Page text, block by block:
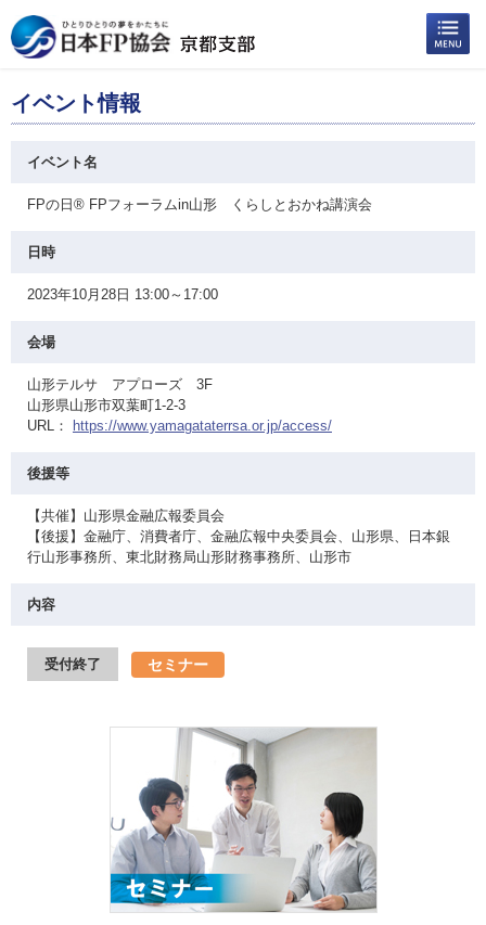
イベント情報
イベント名
FPの日® FPフォーラムin山形 くらしとおかね講演会
日時
2023年10月28日 13:00～17:00
会場
山形テルサ アプローズ 3F
山形県山形市双葉町1-2-3
URL：
https://www.yamagataterrsa.or.jp/access/
後援等
【共催】山形県金融広報委員会
【後援】金融庁、消費者庁、金融広報中央委員会、山形県、日本銀
行山形事務所、東北財務局山形財務事務所、山形市
内容
受付終了 セミナー